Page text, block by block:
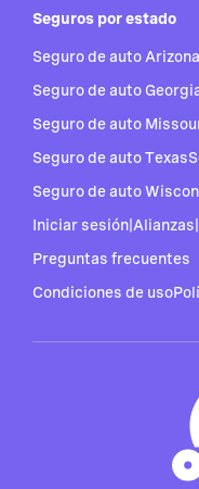
Seguros por estado
Seguro de auto Arizona
Seguro de auto
Seguro de auto
Seguro de auto Texas
Seguro de auto
Iniciar sesión Alianzas
Preguntas frecuentes
Condiciones de uso